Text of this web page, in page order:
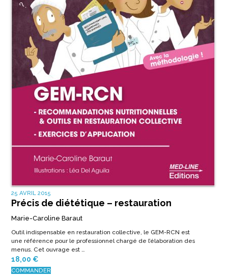
25 AVRIL 2015
Précis de diététique – restauration
Marie-Caroline Baraut
Outil indispensable en restauration collective, le GEM-RCN est
une référence pour le professionnel chargé de l’élaboration des
menus. Cet ouvrage est …
18,00 €
COMMANDER